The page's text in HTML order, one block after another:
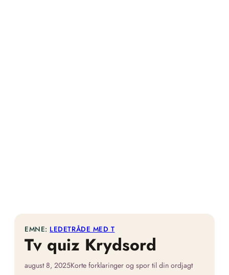
EMNE: LEDETRÅDE MED T
Tv quiz Krydsord
august 8, 2025Korte forklaringer og spor til din ordjagt